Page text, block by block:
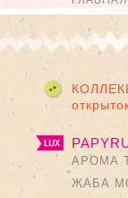
Главное
АРОМА
ЖАБА